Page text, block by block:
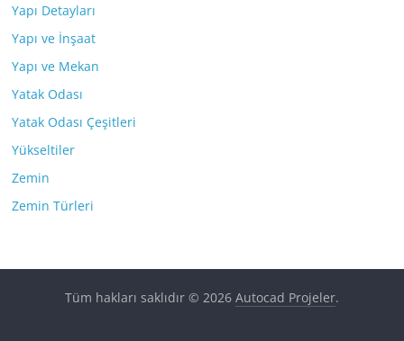
Yapı Detayları
Yapı ve İnşaat
Yapı ve Mekan
Yatak Odası
Yatak Odası Çeşitleri
Yükseltiler
Zemin
Zemin Türleri
Tüm hakları saklıdır © 2026 Autocad Projeler.